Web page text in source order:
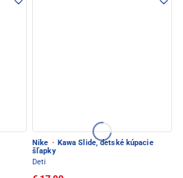
Nike · Kawa Slide, detské kúpacie
šľapky
Deti